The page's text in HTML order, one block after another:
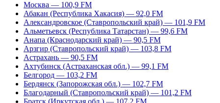
Москва — 100,9 FM
Абакан (Республика Хакасия) — 92,0 FM
Александровское (Ставропольский край) — 101,9 FM
Альметьевск (Республика Татарстан) — 99,6 FM
Анапа (Краснодарский край) — 90,5 FM
Арзгир (Ставропольский край) — 103,8 FM
Астрахань — 90,5 FM
Ахтубинск (Астраханская обл.) — 99,1 FM
Белгород — 103,2 FM
Бердянск (Запорожская обл.) — 102,7 FM
Благодарный (Ставропольский край) — 101,2 FM
Братск (Иркутская обл.) — 107,2 FM